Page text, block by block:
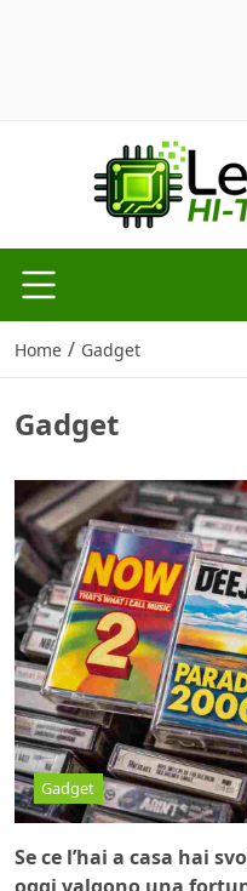
Home / Gadget
Gadget
Gadget
Se ce l’hai a casa hai